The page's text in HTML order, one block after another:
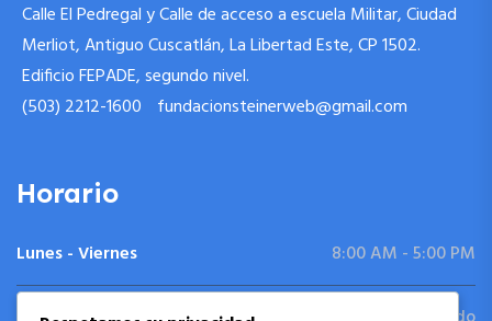
Calle El Pedregal y Calle de acceso a escuela Militar, Ciudad
Merliot, Antiguo Cuscatlán, La Libertad Este, CP 1502.
Edificio FEPADE, segundo nivel.
(503) 2212-1600
fundacionsteinerweb@gmail.com
Horario
Lunes - Viernes 8:00 AM - 5:00 PM